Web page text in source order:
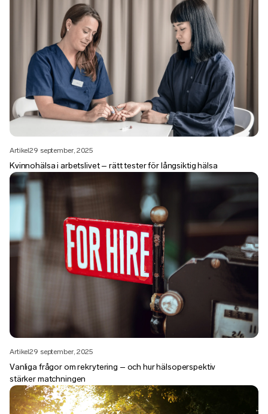
Artikel29 september, 2025
Kvinnohälsa i arbetslivet – rätt tester för långsiktig hälsa
Artikel29 september, 2025
Vanliga frågor om rekrytering – och hur hälsoperspektiv
stärker matchningen